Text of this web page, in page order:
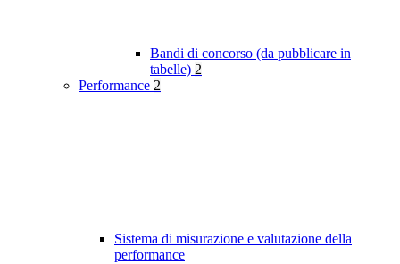
Bandi di concorso (da pubblicare in
tabelle) 2
Performance 2
Sistema di misurazione e valutazione della
performance